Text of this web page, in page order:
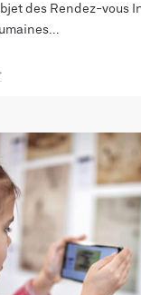
des Rendez-vous